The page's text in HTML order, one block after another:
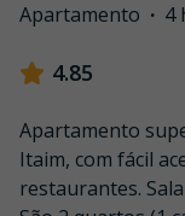
Apartamento · 4
4.85
Apartamento
Itaim, com fácil
restaurantes.